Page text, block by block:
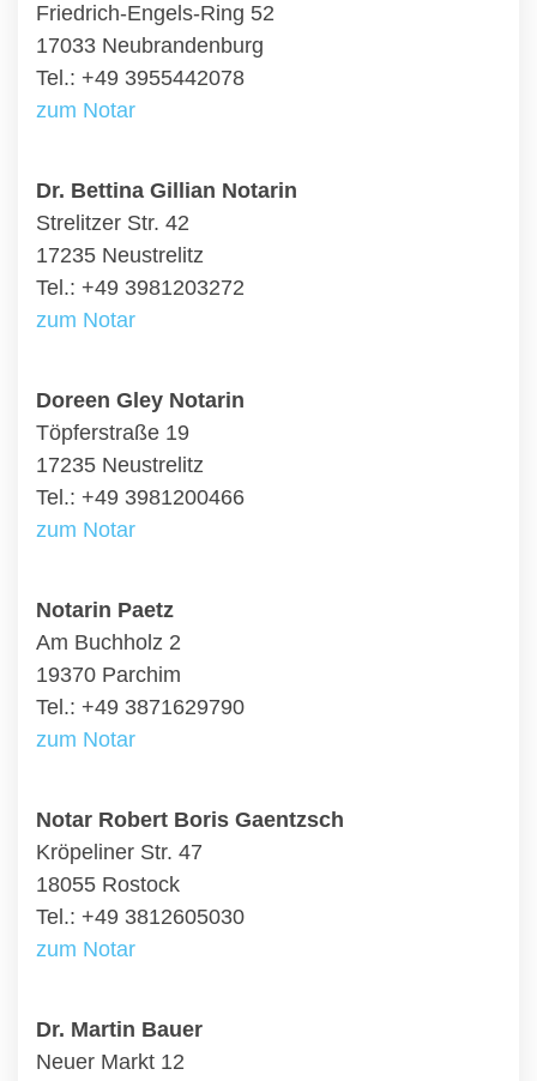
Friedrich-Engels-Ring 52
17033 Neubrandenburg
Tel.: +49 3955442078
zum Notar
Dr. Bettina Gillian Notarin
Strelitzer Str. 42
17235 Neustrelitz
Tel.: +49 3981203272
zum Notar
Doreen Gley Notarin
Töpferstraße 19
17235 Neustrelitz
Tel.: +49 3981200466
zum Notar
Notarin Paetz
Am Buchholz 2
19370 Parchim
Tel.: +49 3871629790
zum Notar
Notar Robert Boris Gaentzsch
Kröpeliner Str. 47
18055 Rostock
Tel.: +49 3812605030
zum Notar
Dr. Martin Bauer
Neuer Markt 12